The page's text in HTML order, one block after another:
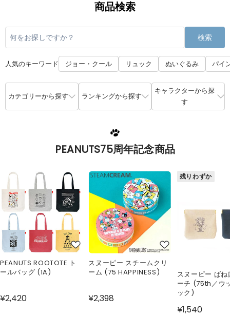
商品検索
検索
人気のキーワード ジョー・クール リュック ぬいぐるみ パイ
カテゴリーから探す ランキングから探す
キャラクターから探
す
PEANUTS75周年記念商品
PEANUTS ROOTOTE ト
ールバッグ (1A)
¥2,420
スヌーピー スチームクリ
ーム (75 HAPPINESS)
¥2,398
残りわずか
スヌーピー ば
ーチ (75th／ウ
ック)
¥1,540